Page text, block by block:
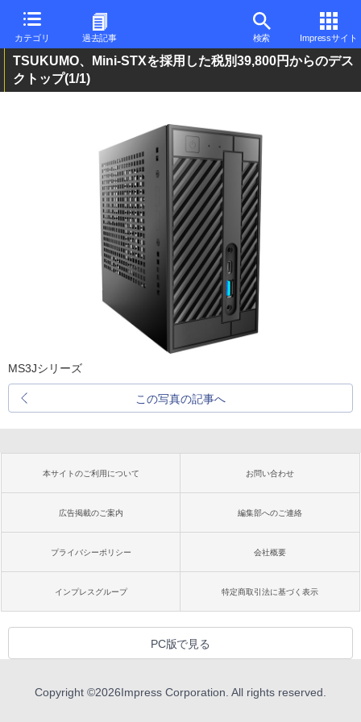
カテゴリ 過去記事 検索 Impressサイト
TSUKUMO、Mini-STXを採用した税別39,800円からのデス
クトップ(1/1)
MS3Jシリーズ
この写真の記事へ
本サイトのご利用について お問い合わせ
広告掲載のご案内 編集部へのご連絡
プライバシーポリシー 会社概要
インプレスグループ 特定商取引法に基づく表示
PC版で見る
Copyright ©2026Impress Corporation. All rights reserved.